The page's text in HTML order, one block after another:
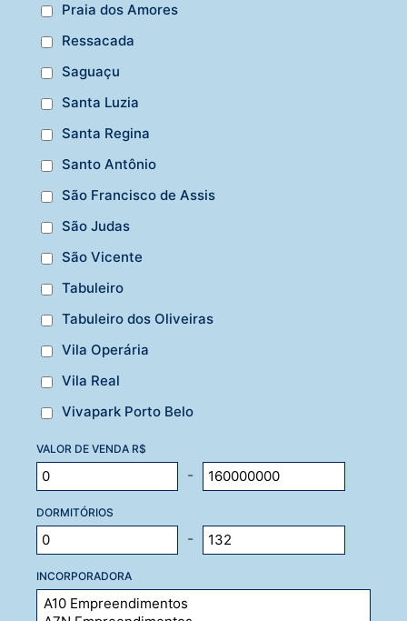
Praia dos Amores
Ressacada
Saguaçu
Santa Luzia
Santa Regina
Santo Antônio
São Francisco de Assis
São Judas
São Vicente
Tabuleiro
Tabuleiro dos Oliveiras
Vila Operária
Vila Real
Vivapark Porto Belo
VALOR DE VENDA R$
-
DORMITÓRIOS
-
INCORPORADORA